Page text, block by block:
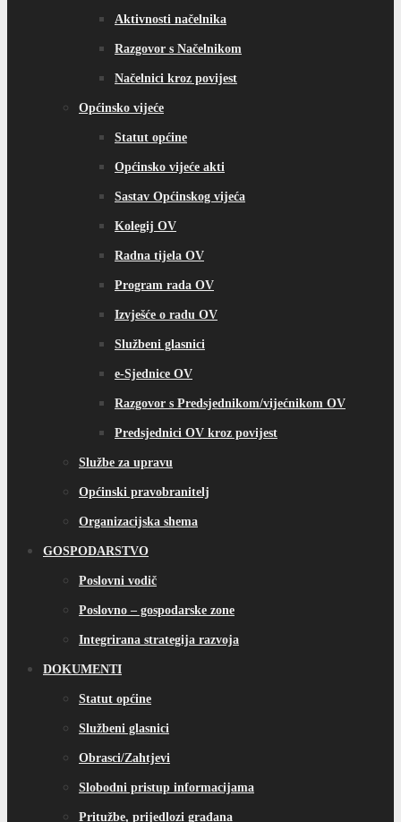
Aktivnosti načelnika
Razgovor s Načelnikom
Načelnici kroz povijest
Općinsko vijeće
Statut općine
Općinsko vijeće akti
Sastav Općinskog vijeća
Kolegij OV
Radna tijela OV
Program rada OV
Izvješće o radu OV
Službeni glasnici
e-Sjednice OV
Razgovor s Predsjednikom/vijećnikom OV
Predsjednici OV kroz povijest
Službe za upravu
Općinski pravobranitelj
Organizacijska shema
GOSPODARSTVO
Poslovni vodič
Poslovno – gospodarske zone
Integrirana strategija razvoja
DOKUMENTI
Statut općine
Službeni glasnici
Obrasci/Zahtjevi
Slobodni pristup informacijama
Pritužbe, prijedlozi građana